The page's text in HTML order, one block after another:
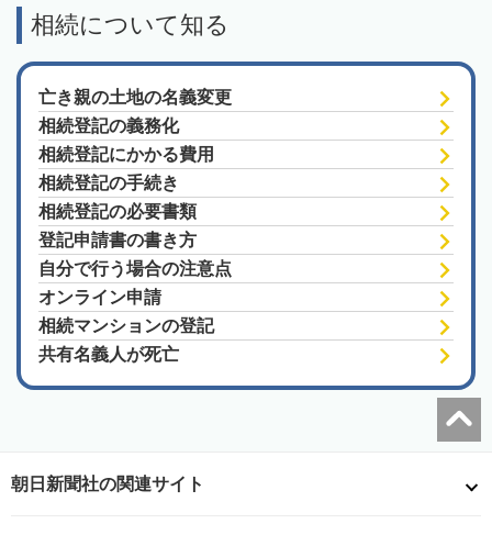
相続について知る
亡き親の土地の名義変更
相続登記の義務化
相続登記にかかる費用
相続登記の手続き
相続登記の必要書類
登記申請書の書き方
自分で行う場合の注意点
オンライン申請
相続マンションの登記
共有名義人が死亡
朝日新聞社の関連サイト